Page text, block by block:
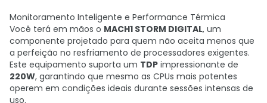
Monitoramento Inteligente e Performance Térmica
Você terá em mãos o MACH1 STORM DIGITAL, um
componente projetado para quem não aceita menos que
a perfeição no resfriamento de processadores exigentes.
Este equipamento suporta um TDP impressionante de
220W, garantindo que mesmo as CPUs mais potentes
operem em condições ideais durante sessões intensas de
uso.